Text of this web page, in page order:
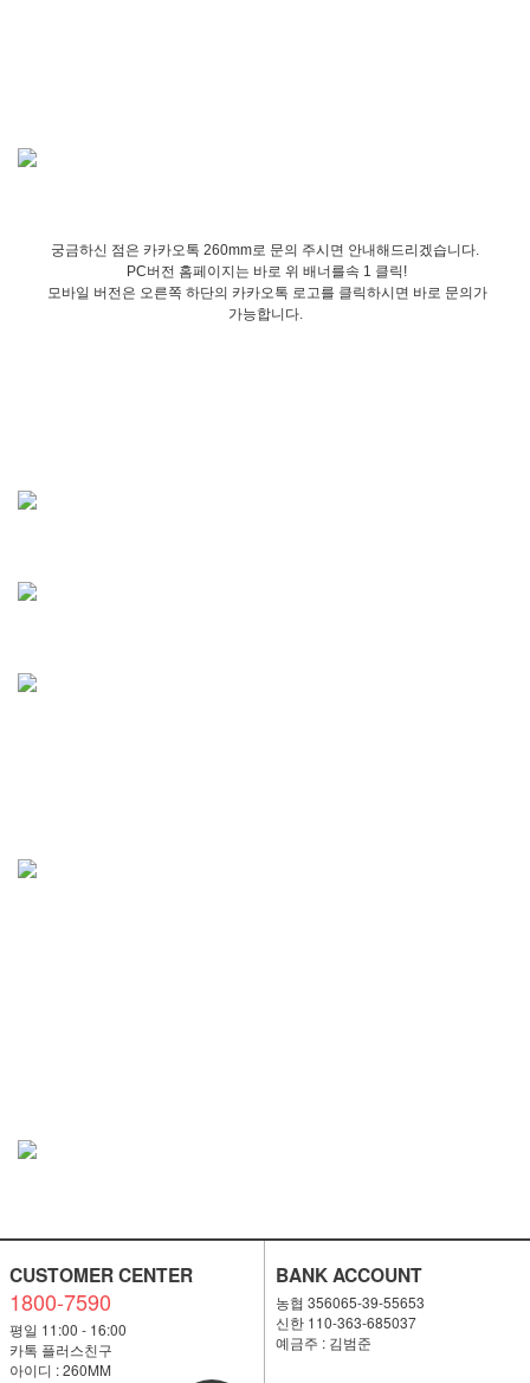
궁금하신 점은 카카오톡 260mm로 문의 주시면 안내해드리겠습니다.
PC버전 홈페이지는 바로 위 배너를속 1 클릭!
모바일 버전은 오른쪽 하단의 카카오톡 로고를 클릭하시면 바로 문의가
가능합니다.
CUSTOMER CENTER
1800-7590
평일 11:00 - 16:00
카톡 플러스친구
아이디 : 260MM
BANK ACCOUNT
농협 356065-39-55653
신한 110-363-685037
예금주 : 김범준